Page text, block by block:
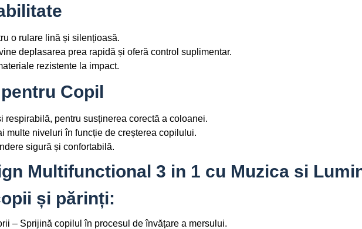
o rulare lină și silențioasă.
deplasarea prea rapidă și oferă control suplimentar.
rezistente la impact.
Copil
respirabilă, pentru susținerea corectă a coloanei.
multe niveluri în funcție de creșterea copilului.
sigură și confortabilă.
Multifunctional 3 in 1 cu Muzica si
și părinți:
– Sprijină copilul în procesul de învățare a mersului.